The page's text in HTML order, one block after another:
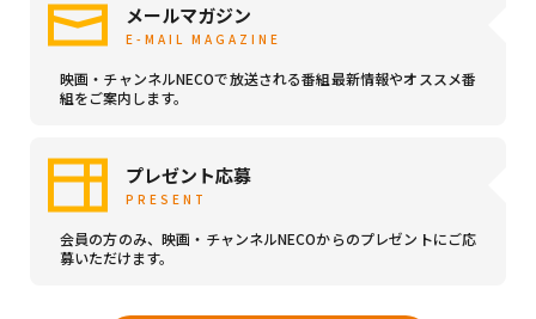
メールマガジン
E-MAIL MAGAZINE
映画・チャンネルNECOで放送される番組最新情報やオススメ番
組をご案内します。
プレゼント応募
PRESENT
会員の方のみ、映画・チャンネルNECOからのプレゼントにご応
募いただけます。